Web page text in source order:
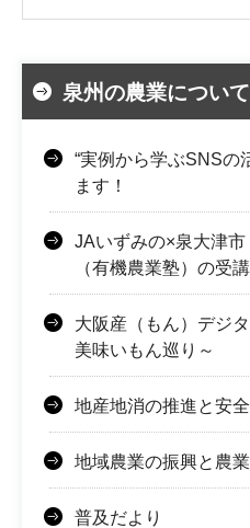
泉州の農業について
“実例から学ぶSNSの
ます！
JAいずみの×泉大津
（有機農業塾）の受
大阪産（もん）デジ
美味いもん巡り～
地産地消の推進と安
地域農業の振興と農
普及だより